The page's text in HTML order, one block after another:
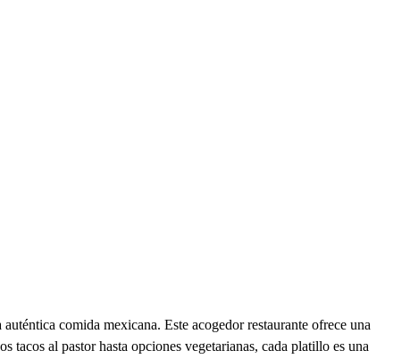
comida mexicana. Este acogedor restaurante ofrece una
tacos al pastor hasta opciones vegetarianas, cada platillo es una